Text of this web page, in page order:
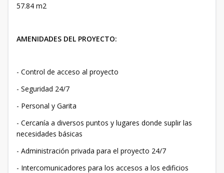
57.84 m2
AMENIDADES DEL PROYECTO:
- Control de acceso al proyecto
- Seguridad 24/7
- Personal y Garita
- Cercanía a diversos puntos y lugares donde suplir las
necesidades básicas
- Administración privada para el proyecto 24/7
- Intercomunicadores para los accesos a los edificios